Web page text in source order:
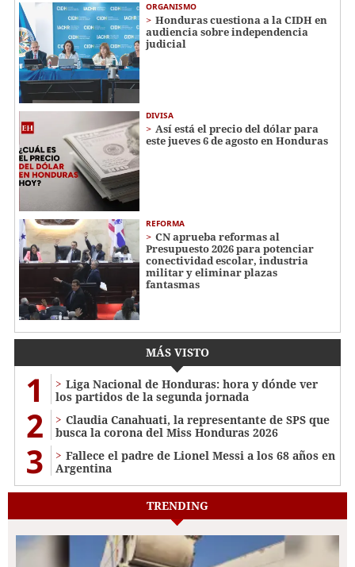
ORGANISMO
Honduras cuestiona a la CIDH en
audiencia sobre independencia
judicial
DIVISA
Así está el precio del dólar para
este jueves 6 de agosto en Honduras
REFORMA
CN aprueba reformas al
Presupuesto 2026 para potenciar
conectividad escolar, industria
militar y eliminar plazas
fantasmas
MÁS VISTO
1
Liga Nacional de Honduras: hora y dónde ver
los partidos de la segunda jornada
2
Claudia Canahuati, la representante de SPS que
busca la corona del Miss Honduras 2026
3
Fallece el padre de Lionel Messi a los 68 años en
Argentina
TRENDING